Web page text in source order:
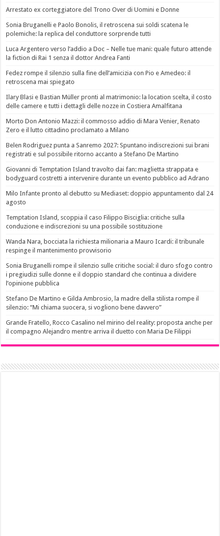
Arrestato ex corteggiatore del Trono Over di Uomini e Donne
Sonia Bruganelli e Paolo Bonolis, il retroscena sui soldi scatena le
polemiche: la replica del conduttore sorprende tutti
Luca Argentero verso l’addio a Doc – Nelle tue mani: quale futuro attende
la fiction di Rai 1 senza il dottor Andrea Fanti
Fedez rompe il silenzio sulla fine dell’amicizia con Pio e Amedeo: il
retroscena mai spiegato
Ilary Blasi e Bastian Müller pronti al matrimonio: la location scelta, il costo
delle camere e tutti i dettagli delle nozze in Costiera Amalfitana
Morto Don Antonio Mazzi: il commosso addio di Mara Venier, Renato
Zero e il lutto cittadino proclamato a Milano
Belen Rodriguez punta a Sanremo 2027: Spuntano indiscrezioni sui brani
registrati e sul possibile ritorno accanto a Stefano De Martino
Giovanni di Temptation Island travolto dai fan: maglietta strappata e
bodyguard costretti a intervenire durante un evento pubblico ad Adrano
Milo Infante pronto al debutto su Mediaset: doppio appuntamento dal 24
agosto
Temptation Island, scoppia il caso Filippo Bisciglia: critiche sulla
conduzione e indiscrezioni su una possibile sostituzione
Wanda Nara, bocciata la richiesta milionaria a Mauro Icardi: il tribunale
respinge il mantenimento provvisorio
Sonia Bruganelli rompe il silenzio sulle critiche social: il duro sfogo contro
i pregiudizi sulle donne e il doppio standard che continua a dividere
l’opinione pubblica
Stefano De Martino e Gilda Ambrosio, la madre della stilista rompe il
silenzio: “Mi chiama suocera, si vogliono bene davvero”
Grande Fratello, Rocco Casalino nel mirino del reality: proposta anche per
il compagno Alejandro mentre arriva il duetto con Maria De Filippi